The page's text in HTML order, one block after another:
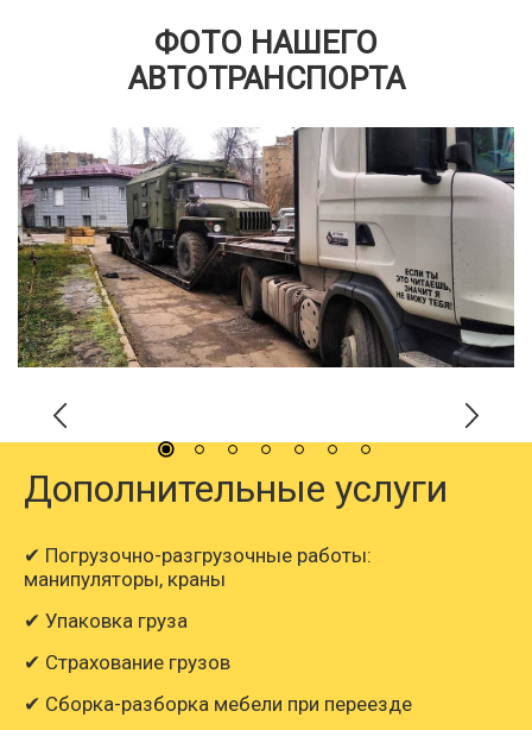
ФОТО НАШЕГО
АВТОТРАНСПОРТА
Дополнительные услуги
✔ Погрузочно-разгрузочные работы:
манипуляторы, краны
✔ Упаковка груза
✔ Страхование грузов
✔ Сборка-разборка мебели при переезде